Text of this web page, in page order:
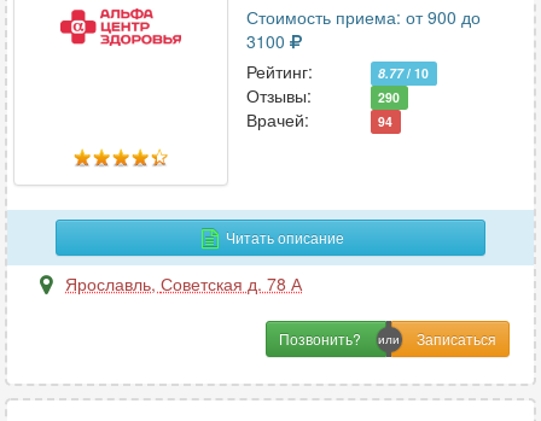
Стоимость приема: от 900 до
3100
Рейтинг:
8.77/ 10
Отзывы: 290
Врачей: 94
Читать описание
Ярославль, Советская д. 78 А
Позвонить?